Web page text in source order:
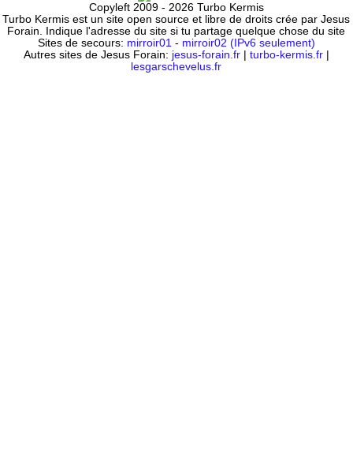
Copyleft 2009 - 2026 Turbo Kermis
Turbo Kermis est un site open source et libre de droits crée par Jesus
Forain. Indique l'adresse du site si tu partage quelque chose du site
Sites de secours: mirroir01 - mirroir02 (IPv6 seulement)
Autres sites de Jesus Forain: jesus-forain.fr| turbo-kermis.fr|
lesgarschevelus.fr